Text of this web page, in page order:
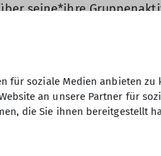
seine*ihre
Landes,- und
für soziale Medien anbieten
an unsere Partner für
die Sie ihnen bereitgestellt